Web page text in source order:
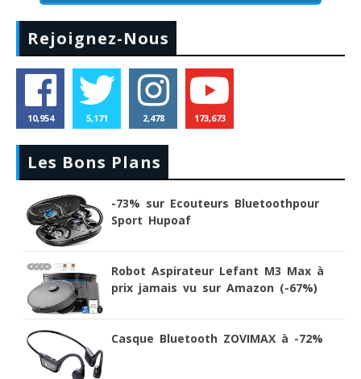
Rejoignez-Nous
10,954 5,171 2,478 173,673
Les Bons Plans
-73% sur Ecouteurs Bluetoothpour
Sport Hupoaf
Robot Aspirateur Lefant M3 Max à
prix jamais vu sur Amazon (-67%)
Casque Bluetooth ZOVIMAX à -72%